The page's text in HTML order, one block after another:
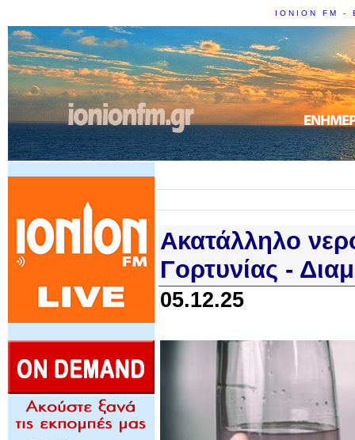
IONION FM -
Ακατάλληλο
Γορτυνίας -
05.12.25